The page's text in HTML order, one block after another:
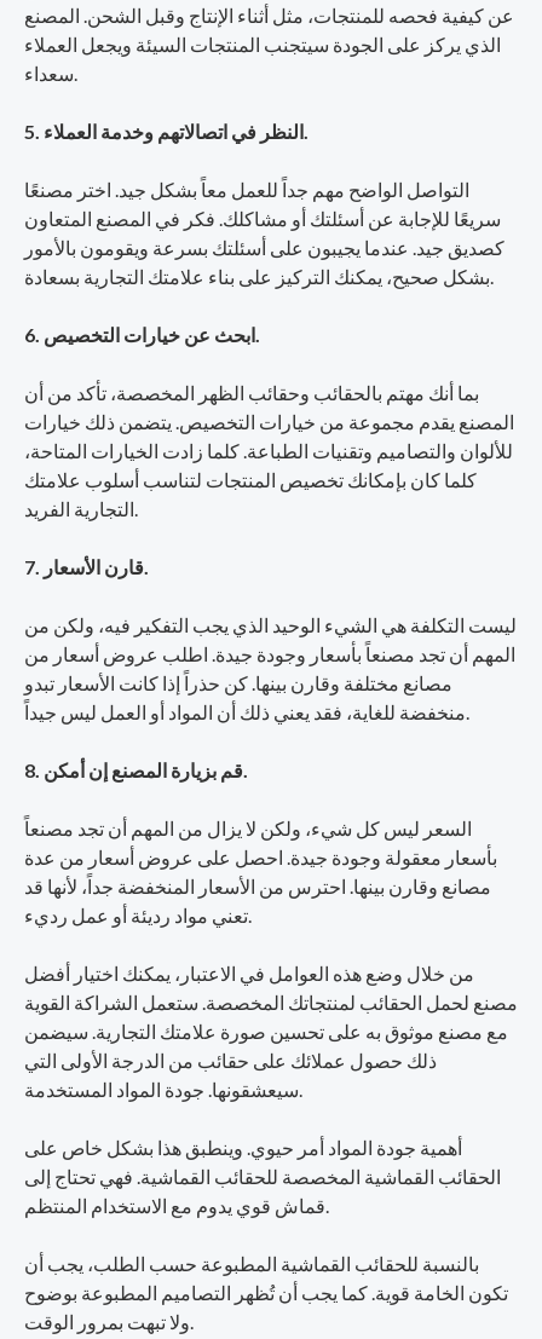
عن كيفية فحصه للمنتجات، مثل أثناء الإنتاج وقبل الشحن. المصنع
الذي يركز على الجودة سيتجنب المنتجات السيئة ويجعل العملاء
سعداء.
5. النظر في اتصالاتهم وخدمة العملاء.
التواصل الواضح مهم جداً للعمل معاً بشكل جيد. اختر مصنعًا
سريعًا للإجابة عن أسئلتك أو مشاكلك. فكر في المصنع المتعاون
كصديق جيد. عندما يجيبون على أسئلتك بسرعة ويقومون بالأمور
بشكل صحيح، يمكنك التركيز على بناء علامتك التجارية بسعادة.
6. ابحث عن خيارات التخصيص.
بما أنك مهتم بالحقائب وحقائب الظهر المخصصة، تأكد من أن
المصنع يقدم مجموعة من خيارات التخصيص. يتضمن ذلك خيارات
للألوان والتصاميم وتقنيات الطباعة. كلما زادت الخيارات المتاحة،
كلما كان بإمكانك تخصيص المنتجات لتناسب أسلوب علامتك
التجارية الفريد.
7. قارن الأسعار.
ليست التكلفة هي الشيء الوحيد الذي يجب التفكير فيه، ولكن من
المهم أن تجد مصنعاً بأسعار وجودة جيدة. اطلب عروض أسعار من
مصانع مختلفة وقارن بينها. كن حذراً إذا كانت الأسعار تبدو
منخفضة للغاية، فقد يعني ذلك أن المواد أو العمل ليس جيداً.
8. قم بزيارة المصنع إن أمكن.
السعر ليس كل شيء، ولكن لا يزال من المهم أن تجد مصنعاً
بأسعار معقولة وجودة جيدة. احصل على عروض أسعار من عدة
مصانع وقارن بينها. احترس من الأسعار المنخفضة جداً، لأنها قد
تعني مواد رديئة أو عمل رديء.
من خلال وضع هذه العوامل في الاعتبار، يمكنك اختيار أفضل
مصنع لحمل الحقائب لمنتجاتك المخصصة. ستعمل الشراكة القوية
مع مصنع موثوق به على تحسين صورة علامتك التجارية. سيضمن
ذلك حصول عملائك على حقائب من الدرجة الأولى التي
سيعشقونها. جودة المواد المستخدمة.
أهمية جودة المواد أمر حيوي. وينطبق هذا بشكل خاص على
الحقائب القماشية المخصصة للحقائب القماشية. فهي تحتاج إلى
قماش قوي يدوم مع الاستخدام المنتظم.
بالنسبة للحقائب القماشية المطبوعة حسب الطلب، يجب أن
تكون الخامة قوية. كما يجب أن تُظهر التصاميم المطبوعة بوضوح
ولا تبهت بمرور الوقت.